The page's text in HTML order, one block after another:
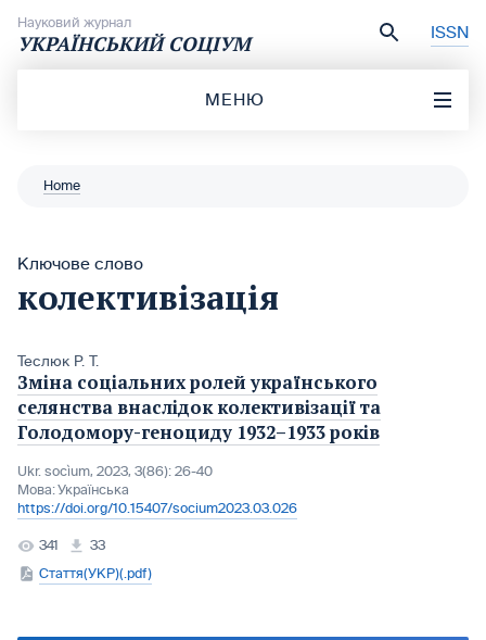
Науковий журнал
УКРАЇНСЬКИЙ СОЦІУМ ISSN
МЕНЮ
Home
Ключове слово
колективізація
Теслюк Р. Т.
Зміна соціальних ролей українського
селянства внаслідок колективізації та
Голодомору-геноциду 1932–1933 років
Ukr. socìum, 2023, 3(86): 26-40
Мова:Українська
https://doi.org/10.15407/socium2023.03.026
341
33
Стаття(УКР)(.pdf)